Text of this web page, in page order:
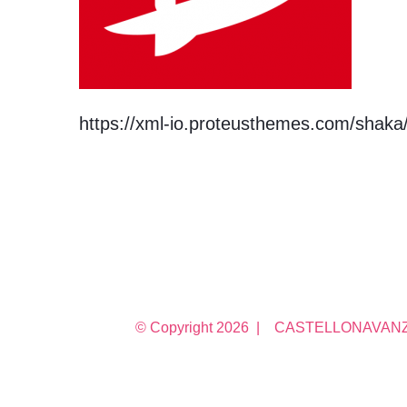
https://xml-io.proteusthemes.com/
© Copyright 2026 |